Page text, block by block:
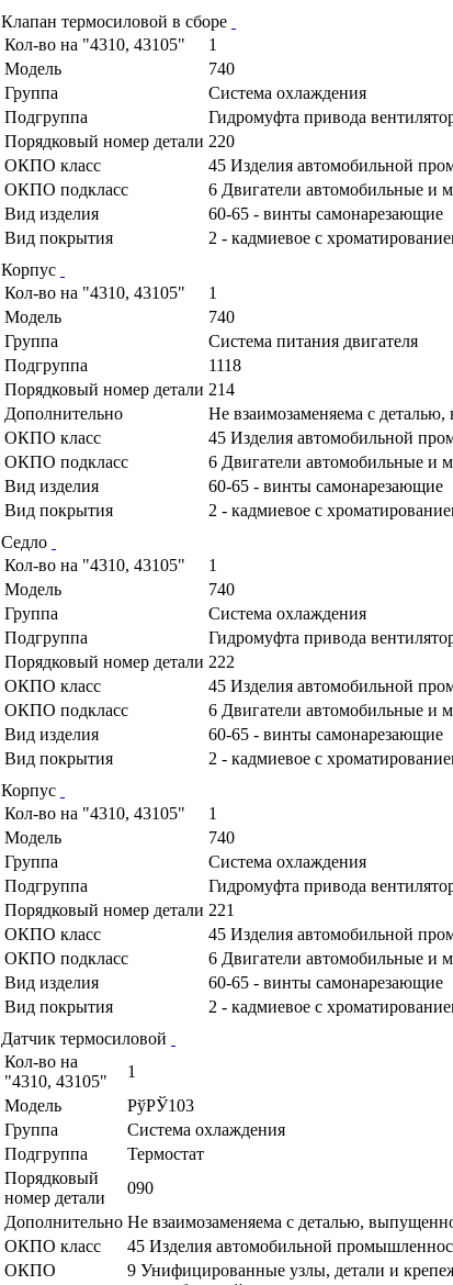
Клапан термосиловой в сборе
Кол-во на "4310, 43105"
1
Модель
740
Группа
Система охлаждения
Подгруппа
Гидромуфта привода
Порядковый номер детали 220
ОКПО класс
45 Изделия автомобильной
ОКПО подкласс
6 Двигатели автомобильные и
Вид изделия
60-65 - винты самонарезающие
Вид покрытия
2 - кадмиевое с
Корпус
Кол-во на "4310, 43105"
1
Модель
740
Группа
Cистема питания двигателя
Подгруппа
1118
Порядковый номер детали 214
Дополнительно
Не взаимозаменяема с
ОКПО класс
45 Изделия автомобильной
ОКПО подкласс
6 Двигатели автомобильные и
Вид изделия
60-65 - винты самонарезающие
Вид покрытия
2 - кадмиевое с
Седло
Кол-во на "4310, 43105"
1
Модель
740
Группа
Система охлаждения
Подгруппа
Гидромуфта привода
Порядковый номер детали 222
ОКПО класс
45 Изделия автомобильной
ОКПО подкласс
6 Двигатели автомобильные и
Вид изделия
60-65 - винты самонарезающие
Вид покрытия
2 - кадмиевое с
Корпус
Кол-во на "4310, 43105"
1
Модель
740
Группа
Система охлаждения
Подгруппа
Гидромуфта привода
Порядковый номер детали 221
ОКПО класс
45 Изделия автомобильной
ОКПО подкласс
6 Двигатели автомобильные и
Вид изделия
60-65 - винты самонарезающие
Вид покрытия
2 - кадмиевое с
Датчик термосиловой
Кол-во на
"4310, 43105"
1
Модель
РўРЎ103
Группа
Система охлаждения
Подгруппа
Термостат
Порядковый
номер детали
090
Дополнительно Не взаимозаменяема с деталью,
ОКПО класс
45 Изделия автомобильной
ОКПО
9 Унифицированные узлы, детали и